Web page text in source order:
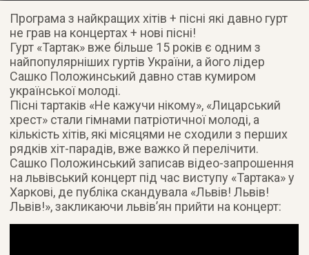
Програма з найкращих хітів + пісні які давно гурт
не грав на концертах + нові пісні!
Гурт «Тартак» вже більше 15 років є одним з
найпопулярніших гуртів України, а його лідер
Сашко Положинський давно став кумиром
української молоді.
Пісні тартаків «Не кажучи нікому», «Лицарський
хрест» стали гімнами патріотичної молоді, а
кількість хітів, які місяцями не сходили з перших
рядків хіт-парадів, вже важко й перелічити.
Сашко Положинський записав відео-запрошення
на львівський концерт під час виступу «Тартака» у
Харкові, де публіка скандувала «Львів! Львів!
Львів!», закликаючи львів’ян прийти на концерт: